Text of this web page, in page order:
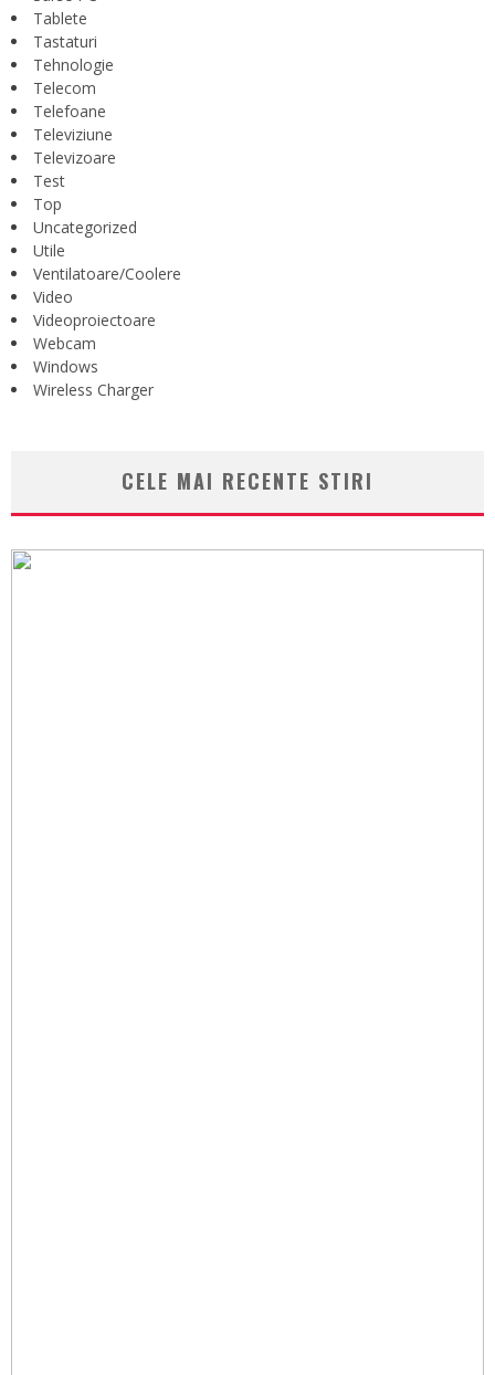
Tablete
Tastaturi
Tehnologie
Telecom
Telefoane
Televiziune
Televizoare
Test
Top
Uncategorized
Utile
Ventilatoare/Coolere
Video
Videoproiectoare
Webcam
Windows
Wireless Charger
CELE MAI RECENTE STIRI